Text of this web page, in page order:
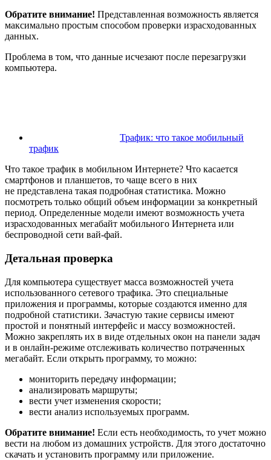
Обратите внимание! Представленная возможность является
максимально простым способом проверки израсходованных
данных.
Проблема в том, что данные исчезают после перезагрузки
компьютера.
Трафик: что такое мобильный
трафик
Что такое трафик в мобильном Интернете? Что касается
смартфонов и планшетов, то чаще всего в них
не представлена такая подробная статистика. Можно
посмотреть только общий объем информации за конкретный
период. Определенные модели имеют возможность учета
израсходованных мегабайт мобильного Интернета или
беспроводной сети вай-фай.
Детальная проверка
Для компьютера существует масса возможностей учета
использованного сетевого трафика. Это специальные
приложения и программы, которые создаются именно для
подробной статистики. Зачастую такие сервисы имеют
простой и понятный интерфейс и массу возможностей.
Можно закреплять их в виде отдельных окон на панели задач
и в онлайн-режиме отслеживать количество потраченных
мегабайт. Если открыть программу, то можно:
мониторить передачу информации;
анализировать маршруты;
вести учет изменения скорости;
вести анализ используемых программ.
Обратите внимание! Если есть необходимость, то учет можно
вести на любом из домашних устройств. Для этого достаточно
скачать и установить программу или приложение.